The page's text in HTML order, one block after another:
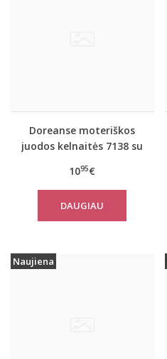
Doreanse moteriškos
juodos kelnaitės 7138 su
1095€
DAUGIAU
Naujiena